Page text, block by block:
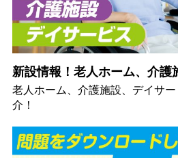
新設情報！老人ホーム、介護
老人ホーム、介護施設、デイサ
介！